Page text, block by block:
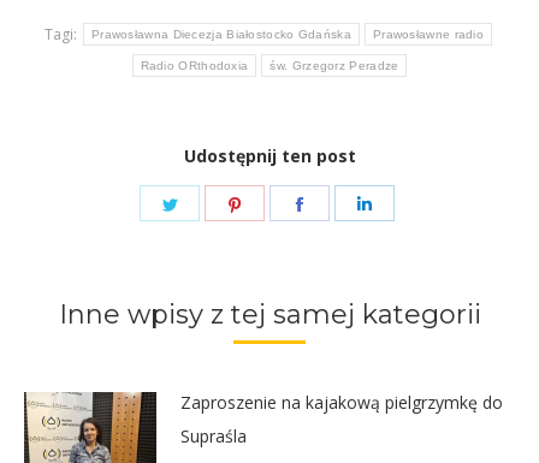
Tagi: Prawosławna Diecezja Białostocko Gdańska Prawosławne radio
Radio ORthodoxia św. Grzegorz Peradze
Udostępnij ten post
Share
Share
Share
Inne wpisy z tej samej kategorii
Zaproszenie na kajakową pielgrzymkę do
Supraśla